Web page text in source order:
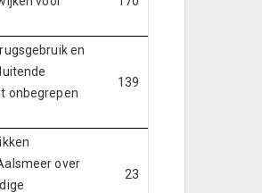
en
onbegrepen
139
over
23